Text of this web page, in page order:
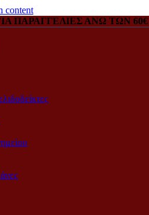
content
ΠΑΡΑΓΓΕΛΙΕΣ ΑΝΩ ΤΩΝ 60€